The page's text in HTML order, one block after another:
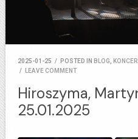
2025-01-25 / POSTED IN BLOG
/
LEAVE COMMENT
Hiroszyma,
25.01.2025